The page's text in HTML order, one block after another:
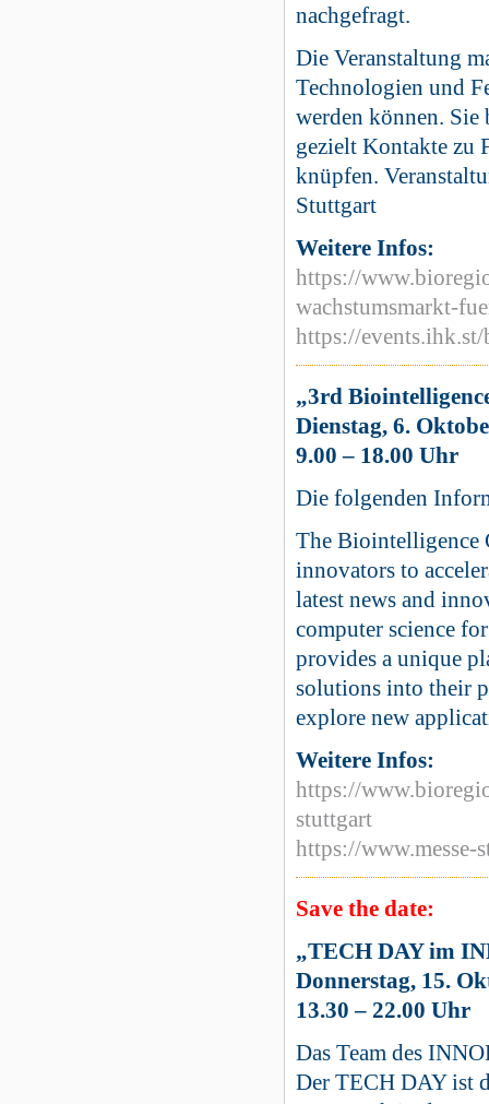
nachgefragt.
Die Veranstaltung
Technologien und
werden können.
gezielt Kontakte zu
knüpfen.
Stuttgart
Weitere Infos:
https://
wachstumsmarkt-
https://events.ihk.st/
„3rd
Dienstag, 6.
9.00 – 18.00 Uhr
Die folgenden
The Biointelligence
innovators to
latest news and
computer science
provides a unique
solutions into their
explore new
Weitere Infos:
https://
stuttgart
https://www.messe-
Save the date:
„TECH DAY im
Donnerstag, 15.
13.30 – 22.00 Uhr
Das Team des
Der TECH DAY ist